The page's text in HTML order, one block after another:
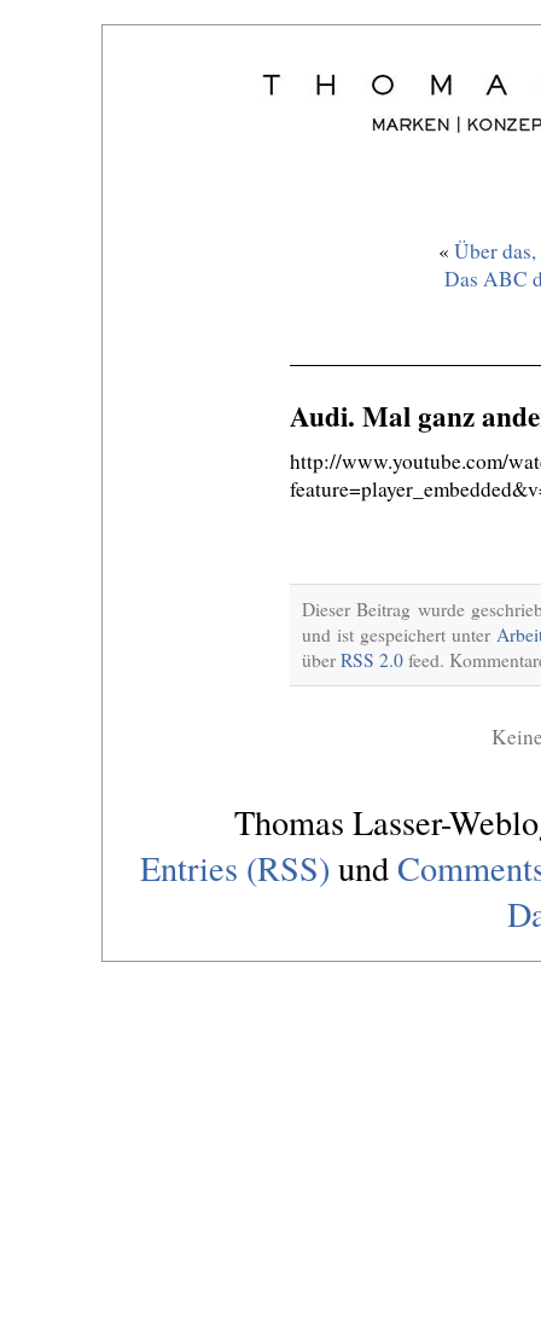
« Über
Das ABC
Audi. Mal ganz
http://www.youtube.com/
Dieser Beitrag wurde
und ist gespeichert unter
über RSS 2.0 feed.
Thomas Lasser-
Entries (RSS) und